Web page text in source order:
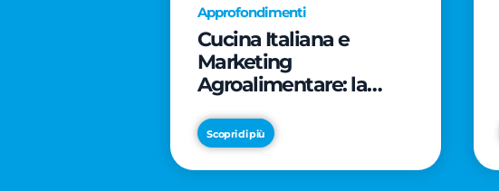
Approfondimenti
Cucina Italiana e
Marketing
Agroalimentare: la
milioni per trasformare
la tavola in asset
geopolitico
Scopri di più